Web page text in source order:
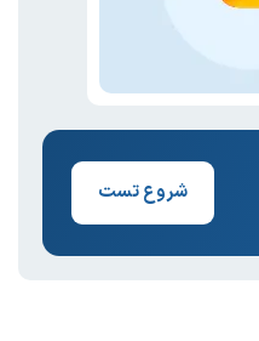
شروع تست